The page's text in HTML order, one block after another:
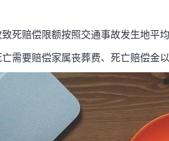
死赔偿限额按照交通事故发生地平
需要赔偿家属丧葬费、死亡赔偿金
赔偿包括哪些
人死亡是否有
额跟事故责任有关